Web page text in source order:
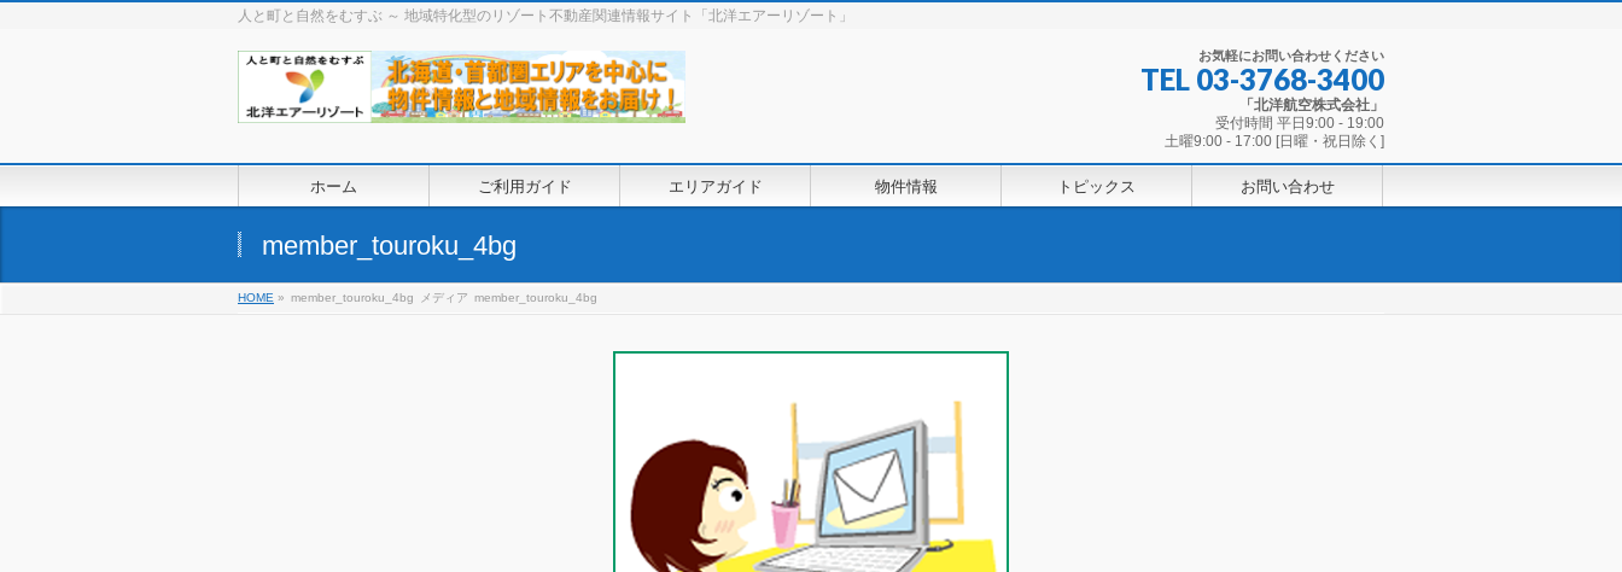
人と町と自然をむすぶ ～ 地域特化型のリゾート不動産関連情報サイト「北洋エアーリゾート」
お気軽にお問い合わせください
TEL 03-3768-3400
「北洋航空株式会社」
受付時間 平日9:00 - 19:00
土曜9:00 - 17:00 [日曜・祝日除く]
ホーム ご利用ガイド エリアガイド 物件情報 トピックス お問い合わせ
member_touroku_4bg
HOME » member_touroku_4bg メディア member_touroku_4bg